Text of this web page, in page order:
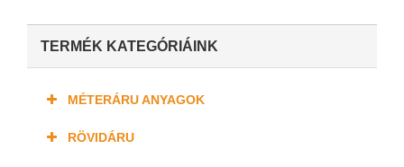
TERMÉK KATEGÓRIÁINK
MÉTERÁRU ANYAGOK
RÖVIDÁRU